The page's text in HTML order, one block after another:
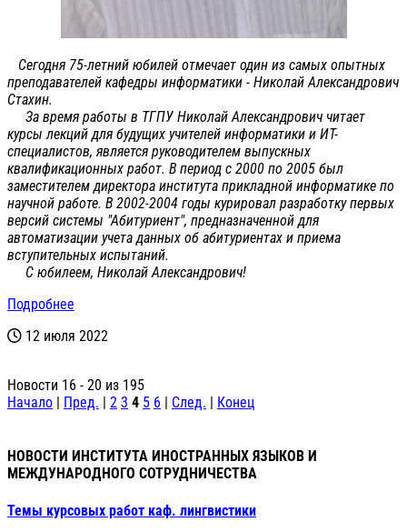
Сегодня 75-летний юбилей отмечает один из самых опытных
преподавателей кафедры информатики - Николай Александрович
Стахин.
За время работы в ТГПУ Николай Александрович читает
курсы лекций для будущих учителей информатики и ИТ-
специалистов, является руководителем выпускных
квалификационных работ. В период с 2000 по 2005 был
заместителем директора института прикладной информатике по
научной работе. В 2002-2004 годы курировал разработку первых
версий системы "Абитуриент", предназначенной для
автоматизации учета данных об абитуриентах и приема
вступительных испытаний.
С юбилеем, Николай Александрович!
Подробнее
12 июля 2022
Новости 16 - 20 из 195
Начало | Пред. | 2 3 4 5 6 | След. | Конец
НОВОСТИ ИНСТИТУТА ИНОСТРАННЫХ ЯЗЫКОВ И
МЕЖДУНАРОДНОГО СОТРУДНИЧЕСТВА
Темы курсовых работ каф. лингвистики